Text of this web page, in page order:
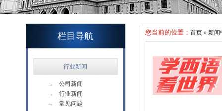
栏目导航
行业新闻
→
公司新闻
→
行业新闻
→
常见问题
您当前的位置： 首页» 新闻